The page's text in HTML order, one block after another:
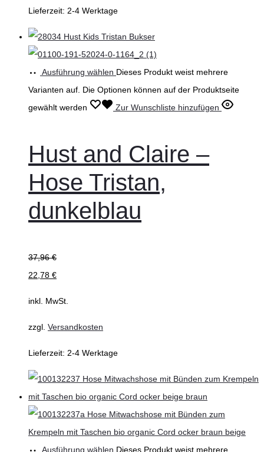
Lieferzeit: 2-4 Werktage
Ausführung wählen Dieses Produkt weist mehrere
Varianten auf. Die Optionen können auf der Produktseite
gewählt werden
Zur Wunschliste hinzufügen
Hust and Claire –
Hose Tristan,
dunkelblau
37,96€
22,78 €
inkl. MwSt.
zzgl. Versandkosten
Lieferzeit: 2-4 Werktage
Ausführung wählen Dieses Produkt weist mehrere